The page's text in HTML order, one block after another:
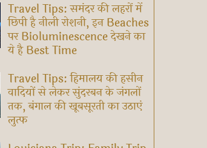
Travel Tips: समंदर की लहरों में
छिपी है नीली रोशनी, इन Beaches
पर Bioluminescence देखने का
ये है Best Time
Travel Tips: हिमालय की हसीन
वादियों से लेकर सुंदरबन के जंगलों
तक, बंगाल की खूबसूरती का उठाएं
लुत्फ